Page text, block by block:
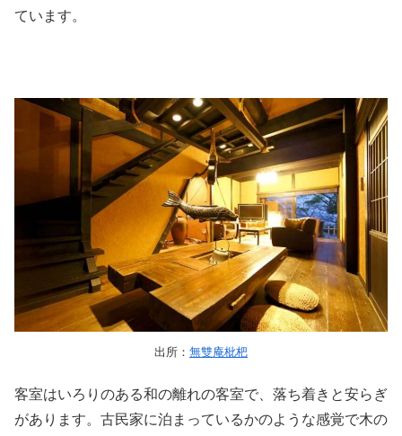
ています。
出所： 無雙庵枇杷
客室はいろりのある和の離れの客室で、落ち着きと安らぎ
があります。古民家に泊まっているかのような感覚で木の